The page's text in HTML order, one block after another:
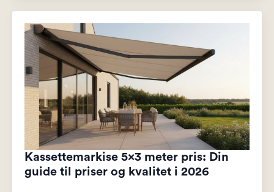
Kassettemarkise 5×3 meter pris: Din
guide til priser og kvalitet i 2026